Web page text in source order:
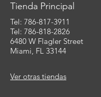
Tienda Principal
Tel: 786-817-3911
Tel: 786-818-2826
6480 W Flagler Street
Miami, FL 33144
Ver otras tiendas